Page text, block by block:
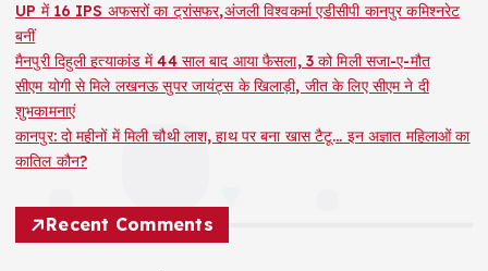
UP में 16 IPS अफसरों का ट्रांसफर,अंजली विश्वकर्मा एडीसीपी कानपुर कमिश्नरेट
बनीं
मैनपुरी दिहुली हत्याकांड में 44 साल बाद आया फैसला, 3 को मिली सजा-ए-मौत
सीएम योगी से मिले लखनऊ सुपर जायंट्स के खिलाड़ी, जीत के लिए सीएम ने दी
शुभकामनाएं
कानपुर: दो महीनों में मिली चौथी लाश, हाथ पर बना खास टैटू… इन अज्ञात महिलाओं का
कातिल कौन?
Recent Comments